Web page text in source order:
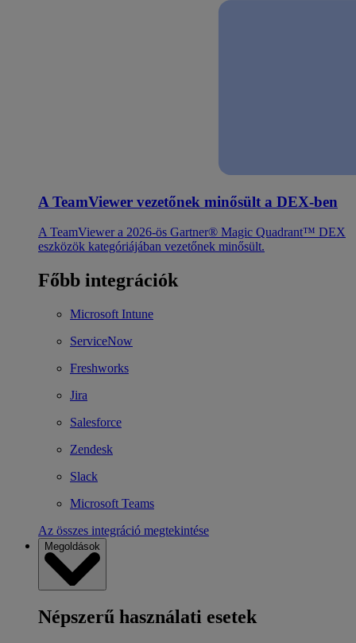
A TeamViewer vezetőnek minősült a DEX-ben
A TeamViewer a 2026-ös Gartner® Magic Quadrant™ DEX
eszközök kategóriájában vezetőnek minősült.
Főbb integrációk
Microsoft Intune
ServiceNow
Freshworks
Jira
Salesforce
Zendesk
Slack
Microsoft Teams
Az összes integráció megtekintése
Megoldások
Népszerű használati esetek